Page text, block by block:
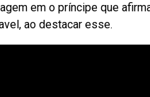
em o príncipe que
ao destacar esse.